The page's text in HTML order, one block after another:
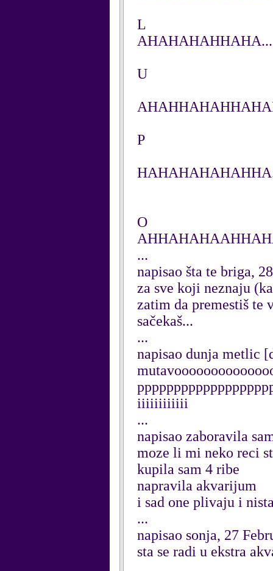
L
U
P
O
...
napisao šta te briga,
za sve koji neznaju
zatim da premestiš te
sačekaš...
...
napisao dunja metlic
iiiiiiiiiiii
...
napisao zaboravila
moze li mi neko reci
kupila sam 4 ribe
napravila akvarijum
i sad one plivaju i
...
napisao sonja, 27
sta se radi u ekstra